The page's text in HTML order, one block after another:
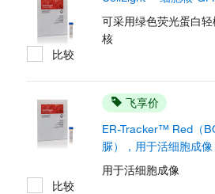
可采用绿色荧光蛋白
核
比较
飞享价
ER-Tracker™ Red（
脲），用于活细胞成像
用于活细胞成像
比较